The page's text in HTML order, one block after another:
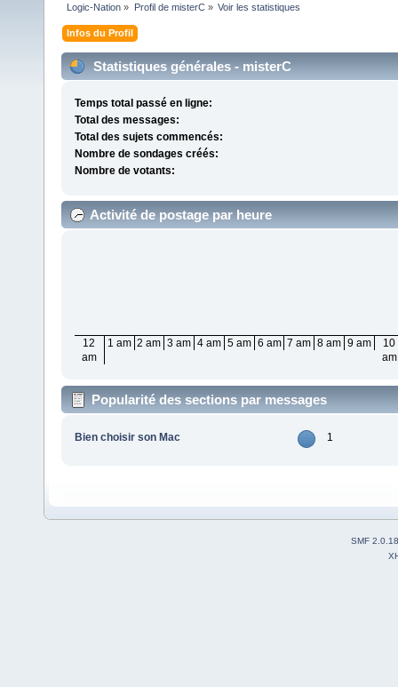
Logic-Nation » Profil de misterC» Voir les statistiques
Infos du Profil
Statistiques générales - misterC
Temps total passé en ligne:
Total des messages:
Total des sujets commencés:
Nombre de sondages créés:
Nombre de votants:
Activité de postage par heure
12
am
1 am 2 am 3 am 4 am 5 am 6 am 7 am 8 am 9 am
10
am
Popularité des sections par messages
Bien choisir son Mac 1
SMF 2.0.18